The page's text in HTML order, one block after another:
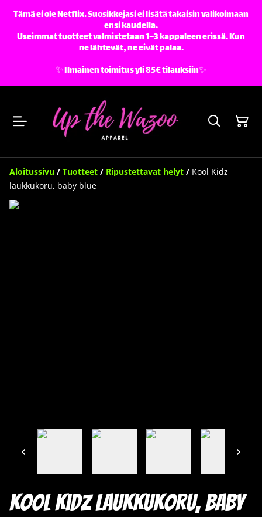
Tämä ei ole Netflix. Suosikkejasi ei lisätä takaisin valikoimaan
ensi kaudella.
Useimmat tuotteet valmistetaan 1–3 kappaleen erissä. Kun
ne lähtevät, ne eivät palaa.
✨️ Ilmainen toimitus yli 85€ tilauksiin✨️
Aloitussivu / Tuotteet / Ripustettavat helyt / Kool Kidz
laukkukoru, baby blue
Kool Kidz laukkukoru, baby